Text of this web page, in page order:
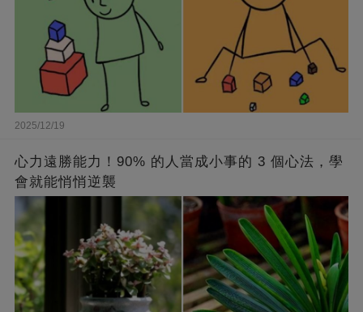
2025/12/19
心力遠勝能力！90% 的人當成小事的 3 個心法，學
會就能悄悄逆襲